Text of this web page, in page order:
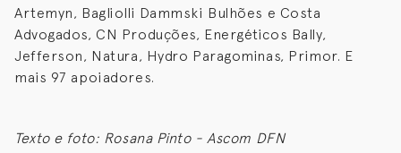
Artemyn, Bagliolli Dammski Bulhões e Costa
Advogados, CN Produções, Energéticos Bally,
Jefferson, Natura, Hydro Paragominas, Primor. E
mais 97 apoiadores.
Texto e foto: Rosana Pinto - Ascom DFN